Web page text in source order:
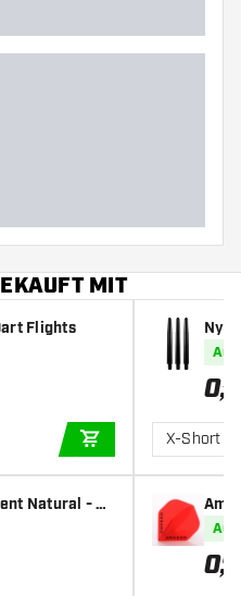
MIT
Flights
IN DEN
Natural - Da
Auf
0,79
X-Short
Auf
0,69